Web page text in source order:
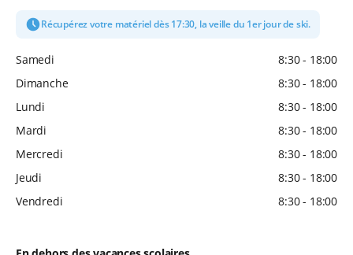
Récupérez votre matériel dès 17:30, la veille du 1er jour de ski.
Samedi
8:30 - 18:00
Dimanche
8:30 - 18:00
Lundi
8:30 - 18:00
Mardi
8:30 - 18:00
Mercredi
8:30 - 18:00
Jeudi
8:30 - 18:00
Vendredi
8:30 - 18:00